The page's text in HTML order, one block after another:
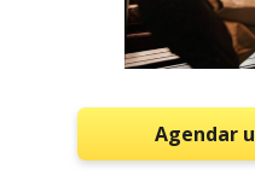
Agendar